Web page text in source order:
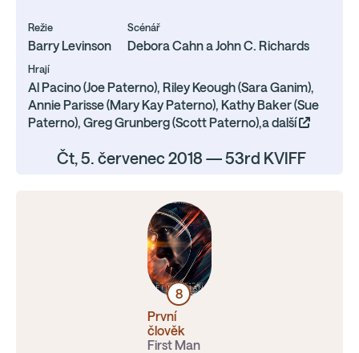
Režie
Barry Levinson
Scénář
Debora Cahn a John C. Richards
Hrají
Al Pacino (Joe Paterno), Riley Keough (Sara Ganim),
Annie Parisse (Mary Kay Paterno), Kathy Baker (Sue
Paterno), Greg Grunberg (Scott Paterno),a další
Čt, 5. červenec 2018 — 53rd KVIFF
8
První
člověk
First Man